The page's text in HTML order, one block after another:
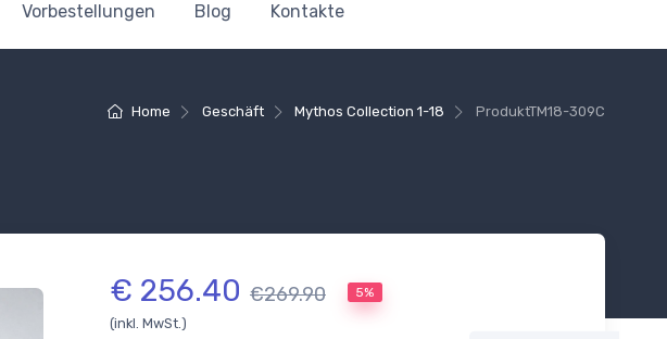
Vorbestellungen Blog Kontakte
Home Geschäft Mythos Collection 1-18 ProduktTM18-309C
€ 256.40 €269.90 5%
(inkl. MwSt.)